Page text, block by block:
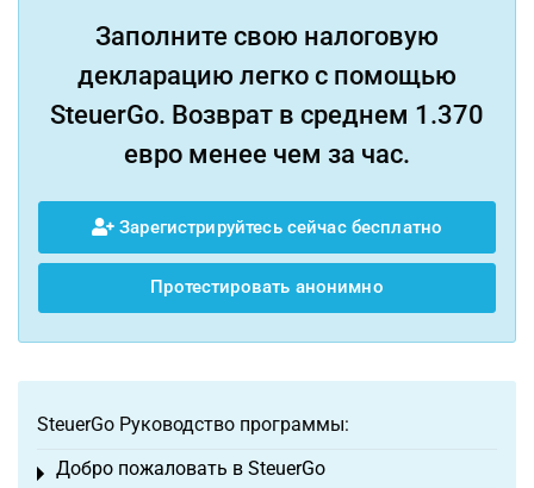
Заполните свою налоговую
декларацию легко с помощью
SteuerGo. Возврат в среднем 1.370
евро менее чем за час.
Зарегистрируйтесь сейчас бесплатно
Протестировать анонимно
SteuerGo Руководство программы:
Добро пожаловать в SteuerGo
Toggle menu